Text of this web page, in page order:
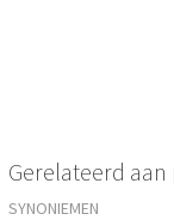
Gerelateerd aan
SYNONIEMEN